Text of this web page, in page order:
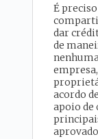
É
dar
de
acordo
apoio de